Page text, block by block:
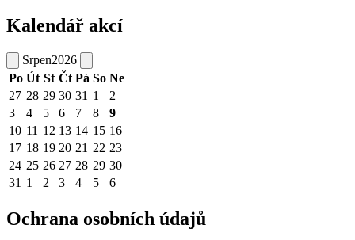
Kalendář akcí
Srpen2026
Po Út St Čt Pá So Ne
27 28 29 30 31 1
2
3
4 5 6 7 8
9
10 11 12 13 14 15 16
17 18 19 20 21 22 23
24 25 26 27 28 29 30
31 1 2 3 4 5 6
Ochrana osobních údajů